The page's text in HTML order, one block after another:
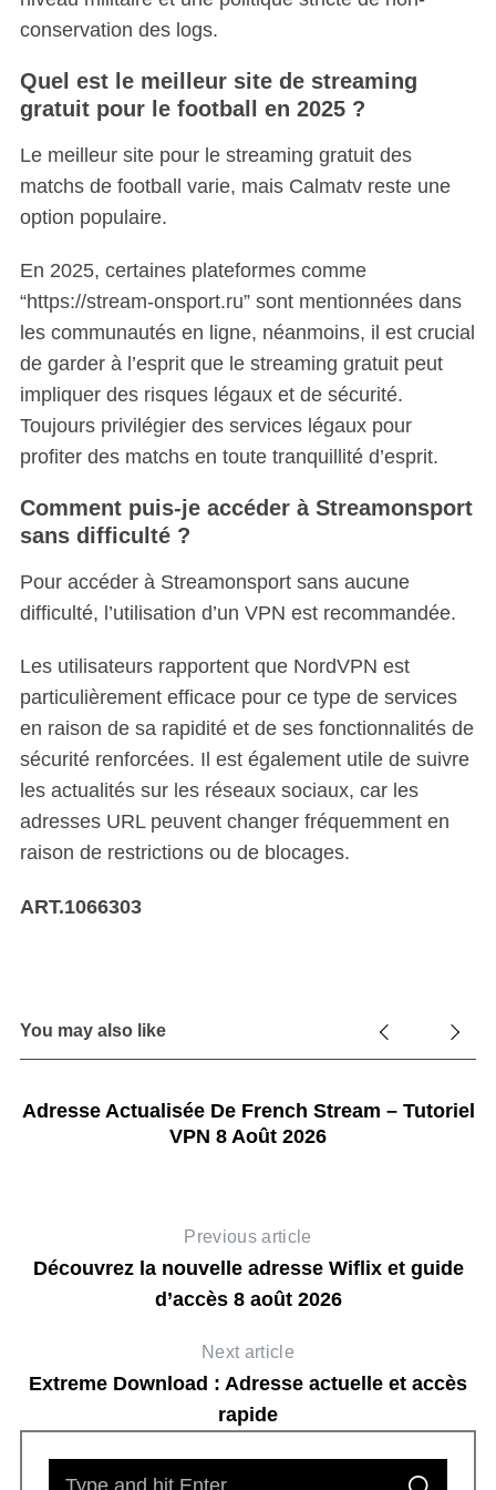
conservation des logs.
Quel est le meilleur site de streaming
gratuit pour le football en 2025 ?
Le meilleur site pour le streaming gratuit des
matchs de football varie, mais Calmatv reste une
option populaire.
En 2025, certaines plateformes comme
“https://stream-onsport.ru” sont mentionnées dans
les communautés en ligne, néanmoins, il est crucial
de garder à l’esprit que le streaming gratuit peut
impliquer des risques légaux et de sécurité.
Toujours privilégier des services légaux pour
profiter des matchs en toute tranquillité d’esprit.
Comment puis-je accéder à Streamonsport
sans difficulté ?
Pour accéder à Streamonsport sans aucune
difficulté, l’utilisation d’un VPN est recommandée.
Les utilisateurs rapportent que NordVPN est
particulièrement efficace pour ce type de services
en raison de sa rapidité et de ses fonctionnalités de
sécurité renforcées. Il est également utile de suivre
les actualités sur les réseaux sociaux, car les
adresses URL peuvent changer fréquemment en
raison de restrictions ou de blocages.
ART.1066303
You may also like
Adresse Actualisée De French Stream – Tutoriel
VPN 8 Août 2026
Previous article
Découvrez la nouvelle adresse Wiflix et guide
d’accès 8 août 2026
Next article
Extreme Download : Adresse actuelle et accès
rapide